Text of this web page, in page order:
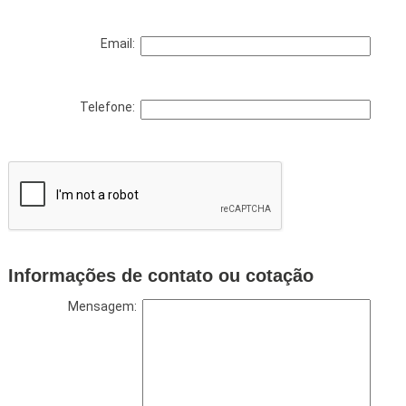
Email:
Telefone:
Informações de contato ou cotação
Mensagem: